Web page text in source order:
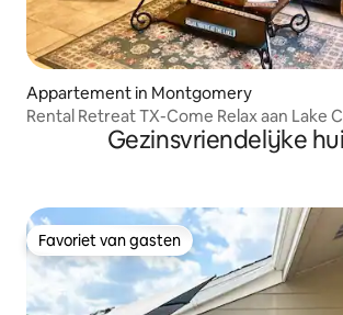
Appartement in Montgomery
Rental Retreat TX-Come Relax aan Lake
Gezinsvriendelijke
Favoriet van gasten
Favoriet van gasten